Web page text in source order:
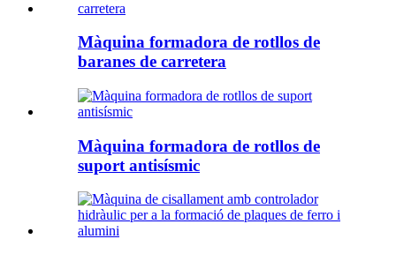
Màquina formadora de rotllos de
baranes de carretera
Màquina formadora de rotllos de
suport antisísmic